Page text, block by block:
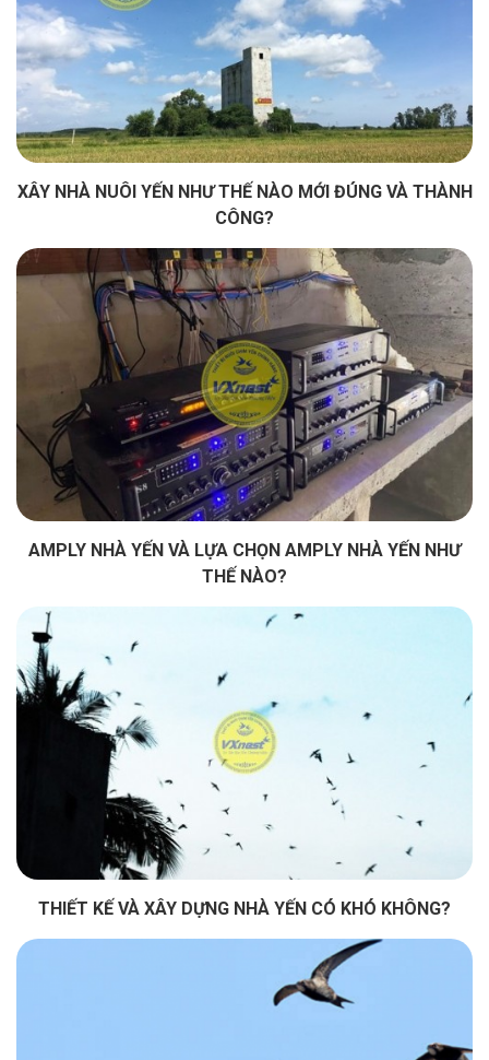
XÂY NHÀ NUÔI YẾN NHƯ THẾ NÀO MỚI ĐÚNG VÀ THÀNH
CÔNG?
AMPLY NHÀ YẾN VÀ LỰA CHỌN AMPLY NHÀ YẾN NHƯ
THẾ NÀO?
THIẾT KẾ VÀ XÂY DỰNG NHÀ YẾN CÓ KHÓ KHÔNG?